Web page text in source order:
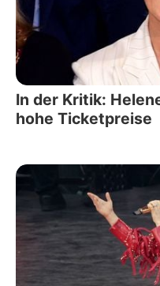
In der Kritik:
hohe Ticketpreise